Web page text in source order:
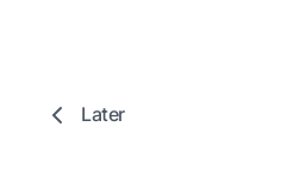
Later